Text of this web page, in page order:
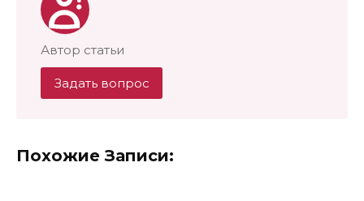
Автор статьи
Задать вопрос
Похожие Записи: